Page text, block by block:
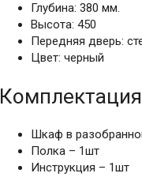
Глубина: 380 мм.
Высота: 450
Передняя дверь:
Цвет: черный
Шкаф в
Полка – 1шт
Инструкция – 1шт